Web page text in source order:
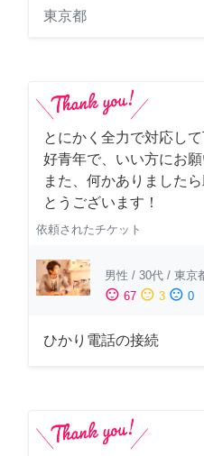
東京都
とにかく全力で対応し
好青年で、いい方にお願
また、何かありました
とうございます！
依頼されたチケット
男性 / 30代 / 東京
sentiment_satisfied 67 sentiment_neutral 3 sentiment_dissatisfied 0
ひかり電話の接続